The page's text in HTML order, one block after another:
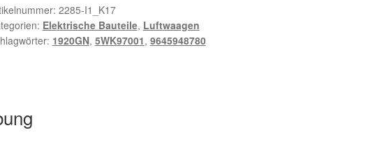
2285-I1_K17
Elektrische Bauteile, Luftwaagen
1920GN, 5WK97001, 9645948780